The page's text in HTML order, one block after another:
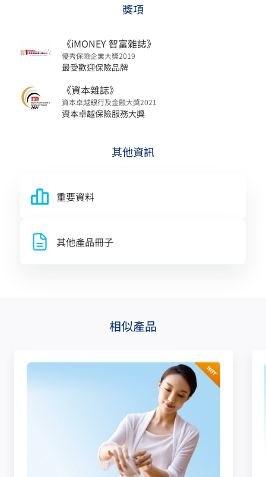
獎項
《iMONEY 智富雜誌》
優秀保險企業大獎2019
最受歡迎保險品牌
《資本雜誌》
資本卓越銀行及金融大獎2021
資本卓越保險服務大獎
其他資訊
重要資料
其他產品冊子
相似產品